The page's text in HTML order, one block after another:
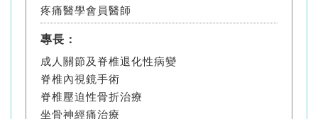
疼痛醫學會員醫師
專長：
成人關節及脊椎退化性病變
脊椎內視鏡手術
脊椎壓迫性骨折治療
坐骨神經痛治療